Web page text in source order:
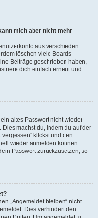
mich aber nicht mehr
aus verschieden
löschen viele Boards
Beiträge geschrieben haben,
dich einfach erneut und
altes Passwort nicht wieder
machst du, indem du auf der
klickst und den
wieder anmelden können.
Passwort zurückzusetzen, so
„Angemeldet bleiben“ nicht
Dies verhindert den